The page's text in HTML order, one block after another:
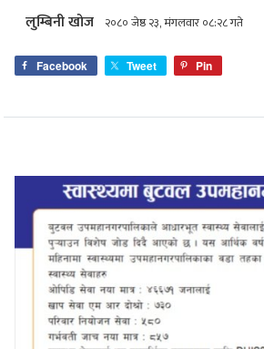
लुम्बिनी खोज २०८० जेष्ठ २३, मंगलवार ०८:२८ गते
Facebook Tweet Pin